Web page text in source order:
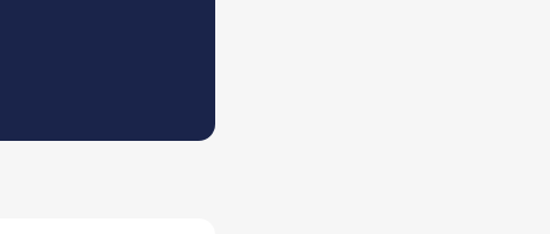
Neurologian erikoislääkäri